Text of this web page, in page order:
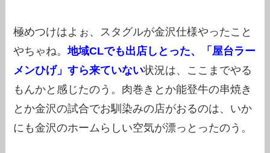
極めつけはよぉ、スタグルが金沢仕様やったこと
やちゃね。地域CLでも出店しとった、「屋台ラー
メンひげ」すら来ていない状況は、ここまでやる
もんかと感じたのう。肉巻きとか能登牛の串焼き
とか金沢の試合でお馴染みの店がおるのは、いか
にも金沢のホームらしい空気が漂っとったのう。